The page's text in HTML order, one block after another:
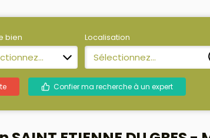
bien Localisation
Sélectionnez...
Confier ma recherche à un expert